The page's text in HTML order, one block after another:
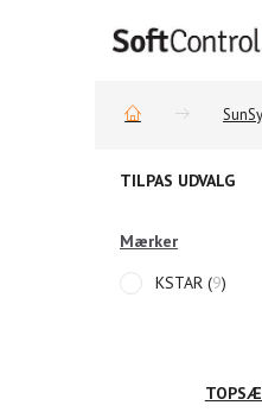
TILPAS UDVALG
Mærker
KSTAR (9)